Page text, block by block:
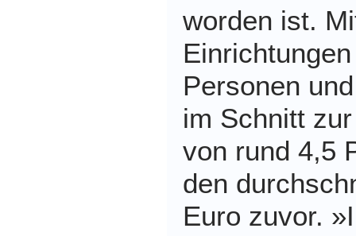
worden ist.
Personen
im Schnitt
von rund 4,5
den
Euro zuvor.